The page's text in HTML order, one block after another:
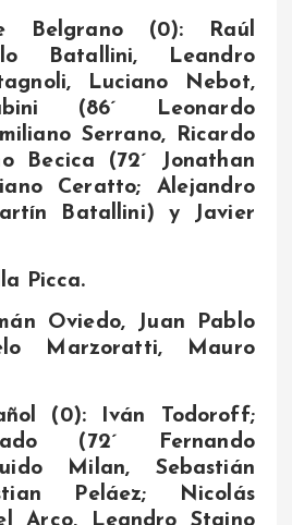
Belgrano (0): Raúl
Batallini, Leandro
Luciano Nebot,
(86´ Leonardo
Serrano, Ricardo
Becica (72´ Jonathan
Ceratto; Alejandro
Batallini) y Javier
Picca.
Oviedo, Juan Pablo
Marzoratti, Mauro
(0): Iván Todoroff;
(72´ Fernando
Milan, Sebastián
Peláez; Nicolás